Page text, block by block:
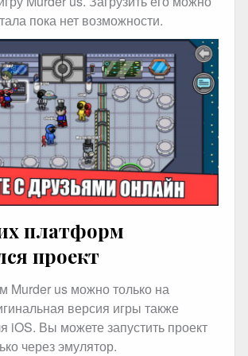
пока нет возможности.
платформ
проект
Murder us можно только на
версия игры также
iOS. Вы можете запустить проект
через эмулятор.